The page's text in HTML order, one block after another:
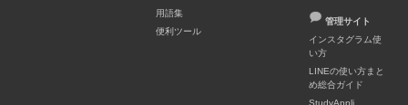
用語集
便利ツール
管理サイト
インスタグラム使
い方
LINEの使い方まと
め総合ガイド
StudyAppli